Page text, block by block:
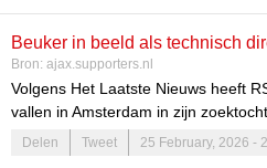
Beuker in beeld als technisch
Bron: ajax.supporters.nl
Volgens Het Laatste Nieuws heeft
vallen in Amsterdam in zijn
directeur. De krant ziet de
sinds de komst van Jordi...
Delen Tweet 25 February, 2026 -